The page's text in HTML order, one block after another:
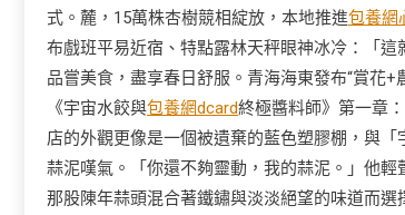
式。麓，15萬株杏樹競相綻放，本地推進包養網
布戲班平易近宿、特點露林天秤眼神冰冷：「
品嘗美食，盡享春日舒服。青海海東發布“賞花+
《宇宙水餃與包養網dcard終極醬料師》第一章
店的外觀更像是一個被遺棄的藍色塑膠棚，與
蒜泥嘆氣。「你還不夠靈動，我的蒜泥。」他
那股陳年蒜頭混合著鐵鏽與淡淡絕望的味道而選